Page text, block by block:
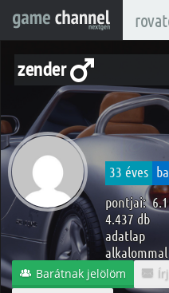
zender
33 éves
pontjai:
4.437 db
adatlap
alkalommal
Barátnak jelölöm